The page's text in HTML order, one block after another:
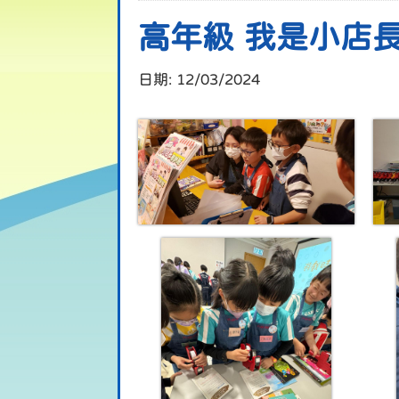
高年級 我是小店
日期: 12/03/2024